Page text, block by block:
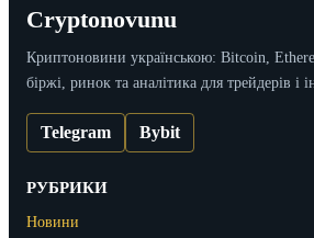
Cryptonovunu
Криптоновини українською: Bitcoin,
біржі, ринок та аналітика для трейдерів і
Telegram Bybit
РУБРИКИ
Новини